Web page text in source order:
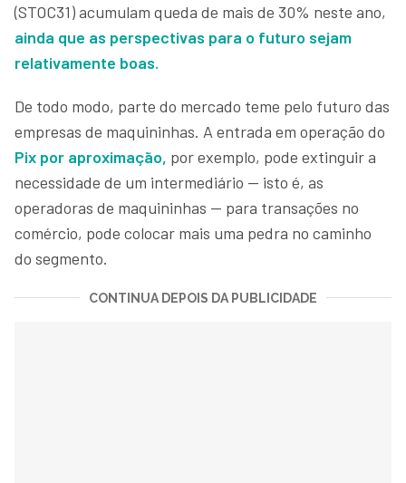
(STOC31) acumulam queda de mais de 30% neste ano,
ainda que as perspectivas para o futuro sejam
relativamente boas.
De todo modo, parte do mercado teme pelo futuro das
empresas de maquininhas. A entrada em operação do
Pix por aproximação, por exemplo, pode extinguir a
necessidade de um intermediário — isto é, as
operadoras de maquininhas — para transações no
comércio, pode colocar mais uma pedra no caminho
do segmento.
CONTINUA DEPOIS DA PUBLICIDADE